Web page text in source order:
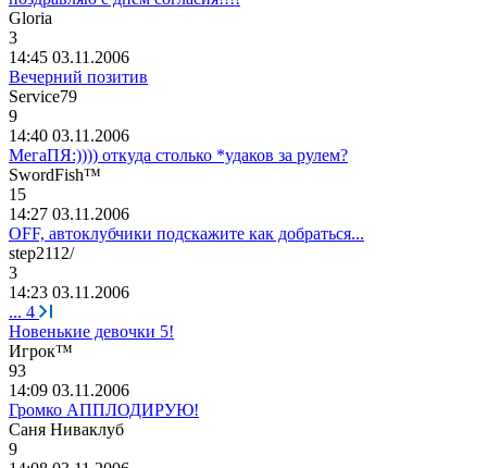
Gloria
3
14:45 03.11.2006
Вечерний позитив
Service79
9
14:40 03.11.2006
МегаПЯ:)))) откуда столько *удаков за рулем?
SwordFish™
15
14:27 03.11.2006
OFF, автоклубчики подскажите как добраться...
step2112/
3
14:23 03.11.2006
... 4
Новенькие девочки 5!
Игрок™
93
14:09 03.11.2006
Громко АППЛОДИРУЮ!
Саня Ниваклуб
9